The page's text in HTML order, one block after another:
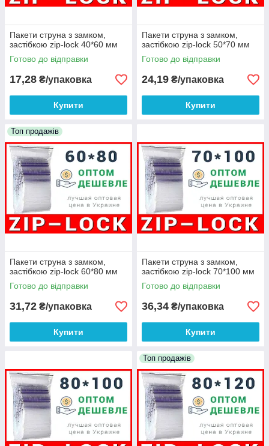
Пакети струна з замком,
застібкою zip-lock 40*60 мм
Готово до відправки
17,28 ₴/упаковка
Купити
Пакети струна з замком,
застібкою zip-lock 50*70 мм
Готово до відправки
24,19 ₴/упаковка
Купити
Топ продажів
Пакети струна з замком,
застібкою zip-lock 60*80 мм
Готово до відправки
31,72 ₴/упаковка
Купити
Пакети струна з замком,
застібкою zip-lock 70*100 мм
Готово до відправки
36,34 ₴/упаковка
Купити
Топ продажів